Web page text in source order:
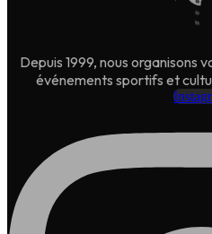
Depuis 1999, nous organisons
événements sportifs et